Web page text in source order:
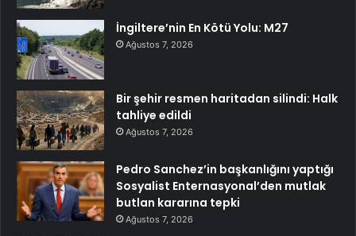
İngiltere’nin En Kötü Yolu: M27
Ağustos 7, 2026
Bir şehir resmen haritadan silindi: Halk
tahliye edildi
Ağustos 7, 2026
Pedro Sanchez’in başkanlığını yaptığı
Sosyalist Enternasyonal’den mutlak
butlan kararına tepki
Ağustos 7, 2026